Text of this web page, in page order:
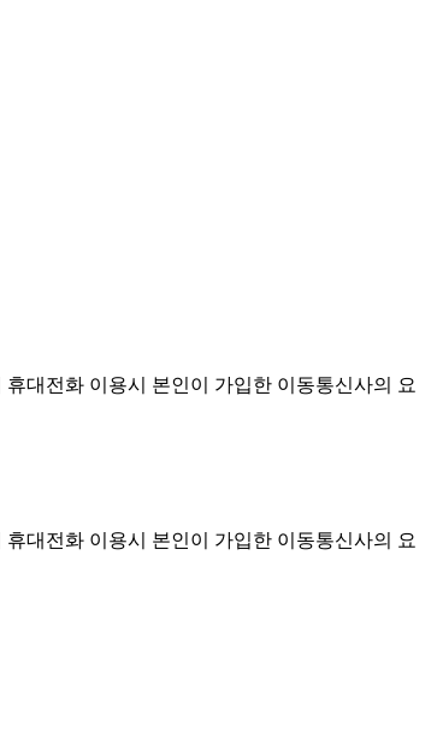
휴대전화 이용시 본인이 가입한 이동통신사의 요
휴대전화 이용시 본인이 가입한 이동통신사의 요